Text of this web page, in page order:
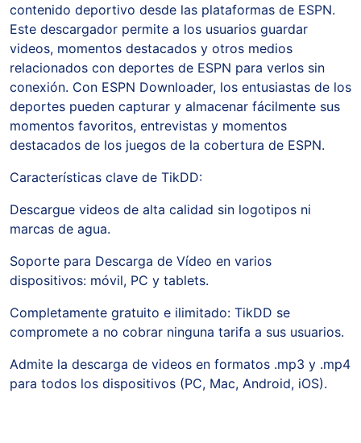
contenido deportivo desde las plataformas de ESPN.
Este descargador permite a los usuarios guardar
videos, momentos destacados y otros medios
relacionados con deportes de ESPN para verlos sin
conexión. Con ESPN Downloader, los entusiastas de los
deportes pueden capturar y almacenar fácilmente sus
momentos favoritos, entrevistas y momentos
destacados de los juegos de la cobertura de ESPN.
Características clave de TikDD:
Descargue videos de alta calidad sin logotipos ni
marcas de agua.
Soporte para Descarga de Vídeo en varios
dispositivos: móvil, PC y tablets.
Completamente gratuito e ilimitado: TikDD se
compromete a no cobrar ninguna tarifa a sus usuarios.
Admite la descarga de videos en formatos .mp3 y .mp4
para todos los dispositivos (PC, Mac, Android, iOS).